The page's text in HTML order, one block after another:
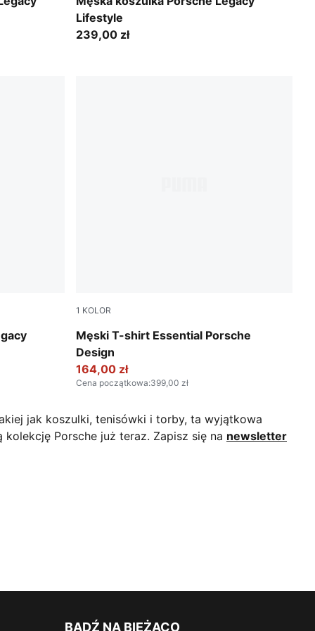
Lifestyle
239,00 zł
1 KOLOR
Męski T-shirt Essential Porsche
Design
Puma Black
164,00 zł
Cena początkowa:399,00 zł
jak koszulki, tenisówki i torby, ta wyjątkowa
Porsche już teraz. Zapisz się na newsletter
BĄDŹ NA BIEŻĄCO